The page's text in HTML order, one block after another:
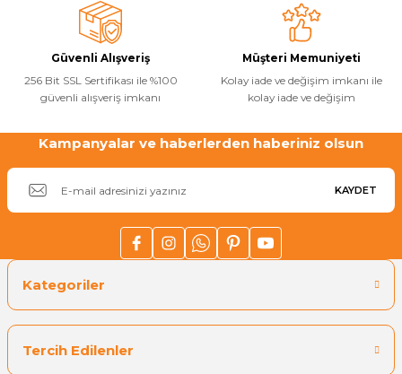
Bu ürüne benzer farklı alternatifler olmalı.
Gönder
Güvenli Alışveriş
256 Bit SSL Sertifikası ile %100
güvenli alışveriş imkanı
Müşteri Memuniyeti
Kolay iade ve değişim imkanı ile
kolay iade ve değişim
Kampanyalar ve haberlerden haberiniz olsun
KAYDET
Kategoriler
Tercih Edilenler